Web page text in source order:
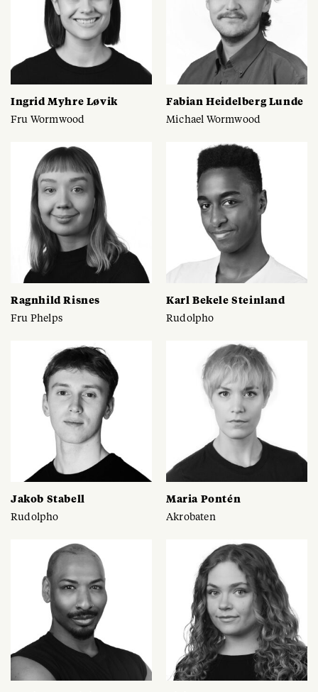
Ingrid Myhre Løvik
Fru Wormwood
Fabian Heidelberg Lunde
Michael Wormwood
Ragnhild Risnes
Fru Phelps
Karl Bekele Steinland
Rudolpho
Jakob Stabell
Rudolpho
Maria Pontén
Akrobaten